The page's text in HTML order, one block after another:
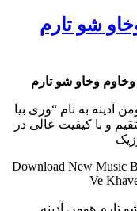
شو تارم
وخاوم وخاو شو تارم
آدینه به نام “وری بیا
و با کیفیت عالی در
Download New Music
Ve